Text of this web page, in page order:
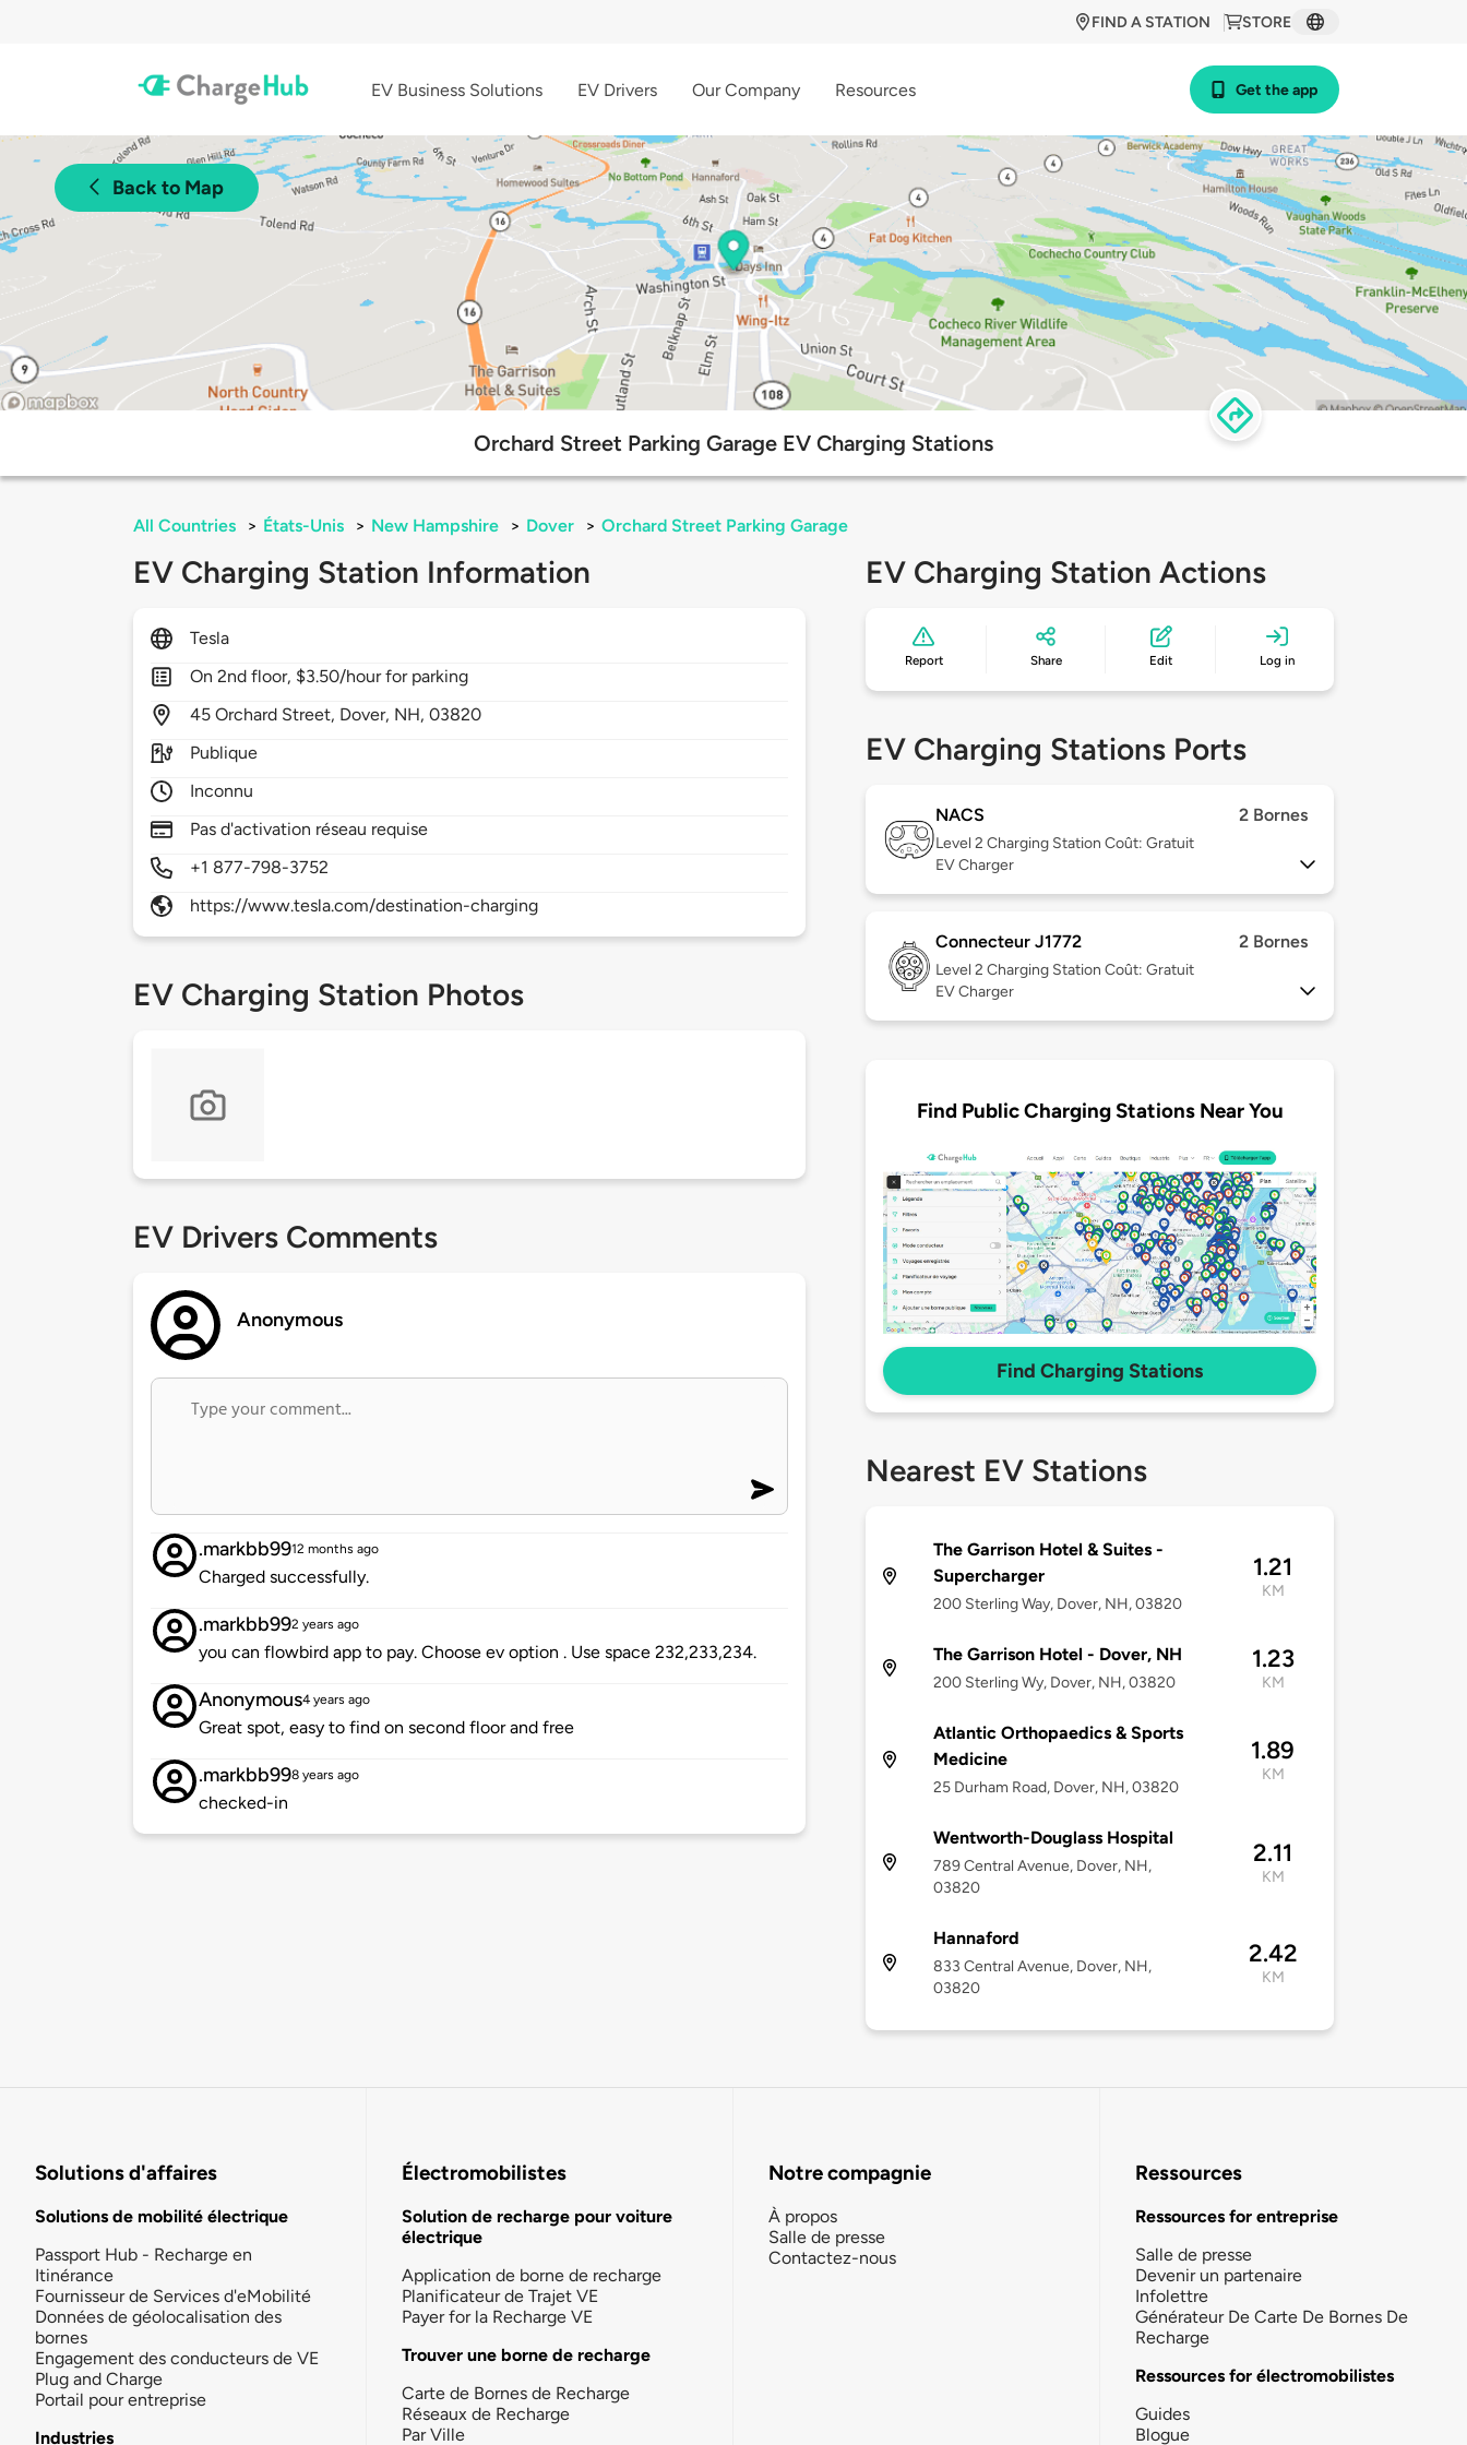
STORE
FIND A STATION
EV Business Solutions EV Drivers Our Company Resources Get the app
Back to Map
Orchard Street Parking Garage EV Charging Stations
All Countries > États-Unis > New Hampshire > Dover > Orchard Street Parking Garage
EV Charging Station Information
Tesla
On 2nd floor, $3.50/hour for parking
45Orchard Street, Dover, NH,03820
Publique
Inconnu
Pas d'activation réseau requise
+1 877-798-3752
https://www.tesla.com/destination-charging
EV Charging Station Photos
EV Drivers Comments
Anonymous
.markbb9912 months ago
Charged successfully.
.markbb992 years ago
you can flowbird app to pay. Choose ev option . Use space 232,233,234.
Anonymous4 years ago
Great spot, easy to find on second floor and free
.markbb998 years ago
checked-in
EV Charging Station Actions
Report Share Edit Log in
EV Charging Stations Ports
NACS 2 Bornes
Level 2 Charging Station Coût: Gratuit
EV Charger
Connecteur J1772 2 Bornes
Level 2 Charging Station Coût: Gratuit
EV Charger
Find Public Charging Stations Near You
Find Charging Stations
Nearest EV Stations
The Garrison Hotel & Suites -
Supercharger
200 Sterling Way, Dover, NH, 03820
1.21
KM
The Garrison Hotel - Dover, NH
200 Sterling Wy, Dover, NH, 03820
1.23
KM
Atlantic Orthopaedics & Sports
Medicine
25 Durham Road, Dover, NH, 03820
1.89
KM
Wentworth-Douglass Hospital
789 Central Avenue, Dover, NH,
03820
2.11
KM
Hannaford
833 Central Avenue, Dover, NH,
03820
2.42
KM
Solutions d'affaires
Solutions de mobilité électrique
Passport Hub - Recharge en
Itinérance
Fournisseur de Services d'eMobilité
Données de géolocalisation des
bornes
Engagement des conducteurs de VE
Plug and Charge
Portail pour entreprise
Industries
Électromobilistes
Solution de recharge pour voiture
électrique
Application de borne de recharge
Planificateur de Trajet VE
Payer for la Recharge VE
Trouver une borne de recharge
Carte de Bornes de Recharge
Réseaux de Recharge
Par Ville
Notre compagnie
À propos
Salle de presse
Contactez-nous
Ressources
Ressources for entreprise
Salle de presse
Devenir un partenaire
Infolettre
Générateur De Carte De Bornes De
Recharge
Ressources for électromobilistes
Guides
Blogue